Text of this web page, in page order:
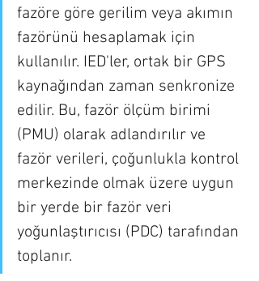
fazöre göre gerilim veya akımın
fazörünü hesaplamak için
kullanılır. IED'ler, ortak bir GPS
kaynağından zaman senkronize
edilir. Bu, fazör ölçüm birimi
(PMU) olarak adlandırılır ve
fazör verileri, çoğunlukla kontrol
merkezinde olmak üzere uygun
bir yerde bir fazör veri
yoğunlaştırıcısı (PDC) tarafından
toplanır.